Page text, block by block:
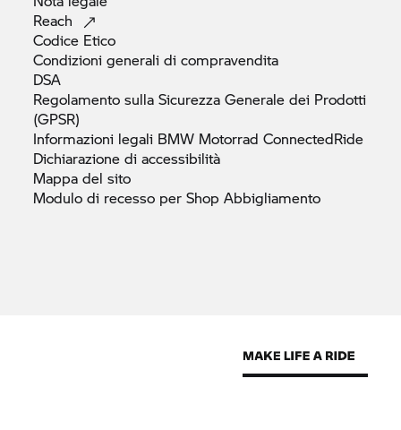
Reach
Codice Etico
Condizioni generali dicompravendita
DSA
Regolamento sulla Sicurezza Generale dei Prodotti
(GPSR)
Informazioni legali BMW Motorrad ConnectedRide
Dichiarazione diaccessibilità
Mappa delsito
Modulo di recesso per ShopAbbigliamento